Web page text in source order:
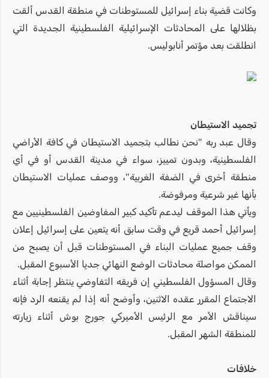
وكانت قضية بناء إسرائيل للمستوطنات في منطقة القدس ألقت
بظلالها على المحادثات الإسرائيلية الفلسطينية الجديدة التي
انطلقت بعد مؤتمر أنابوليس.
تجميد الاستيطان
وقال عبد ربه "نحن نطالب بتجميد الاستيطان في كافة الأراضي
الفلسطينية، وبدون تمييز، سواء في مدينة القدس أو في أي
منطقة أخرى في الضفة الغربية"، ووصف عمليات الاستيطان
بأنها غير شرعية ومرفوضة.
ويأتي هذا الموقف ليدعم تأكيد كبير المفاوضين الفلسطينيين مع
إسرائيل أحمد قريع في وقت سابق أنه يتعين على إسرائيل إعلان
وقف جميع عمليات البناء في المستوطنات قبل أن يصبح من
الممكن مواصلة محادثات الوضع النهائي جديا الأسبوع المقبل.
وقال المسؤول الفلسطيني إن فريقه التفاوضي ينتظر إجابة أثناء
الاجتماع المقرر عقده الاثنين، وأوضح أنه إذا لم يقنعه الرد فإنه
سيناقش الأمر مع الرئيس الأميركي جورج بوش أثناء زيارته
للمنطقة الشهر المقبل.
خلافات